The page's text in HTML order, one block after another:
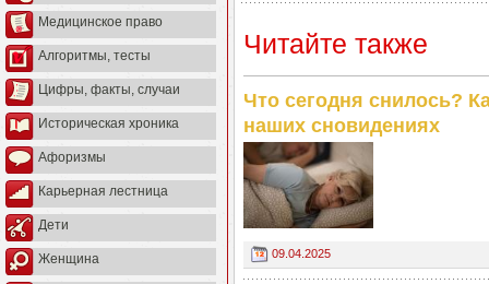
Медицинское право
Алгоритмы, тесты
Цифры, факты, случаи
Историческая хроника
Афоризмы
Карьерная лестница
Дети
Женщина
Читайте также
Что сегодня снилось?
наших сновидениях
09.04.2025